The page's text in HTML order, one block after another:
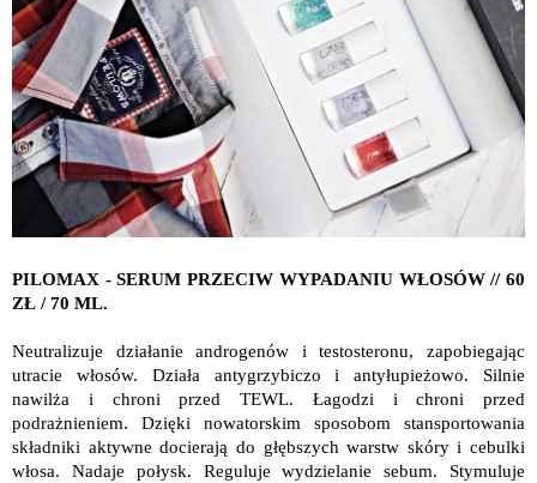
PILOMAX - SERUM PRZECIW WYPADANIU WŁOSÓW // 60
ZŁ / 70 ML.
Neutralizuje działanie androgenów i testosteronu, zapobiegając
utracie włosów. Działa antygrzybiczo i antyłupieżowo. Silnie
nawilża i chroni przed TEWL. Łagodzi i chroni przed
podrażnieniem. Dzięki nowatorskim sposobom stansportowania
składniki aktywne docierają do głębszych warstw skóry i cebulki
włosa. Nadaje połysk. Reguluje wydzielanie sebum. Stymuluje